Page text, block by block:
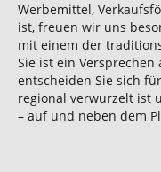
Werbemittel,
ist, freuen wir uns
mit einem der
Sie ist ein
entscheiden Sie sich
regional verwurzelt ist
– auf und neben dem